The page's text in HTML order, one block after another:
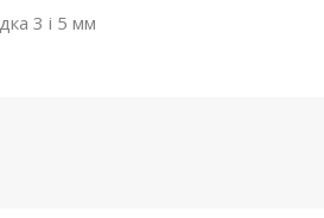
3 і 5 мм